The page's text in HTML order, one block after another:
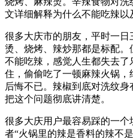
文详细解释为什么不能吃辣以
很多大庆市的朋友，平时一
烫、烧烤、辣炒那都是标配。
不能吃辣，感觉人生都失去
住，偷偷吃了一顿麻辣火锅，
后悔不已。辣椒到底对洗纹
把这个问题彻底讲清楚。
很多大庆用户最容易踩的一个
者“火锅里的辣是香料的辣不